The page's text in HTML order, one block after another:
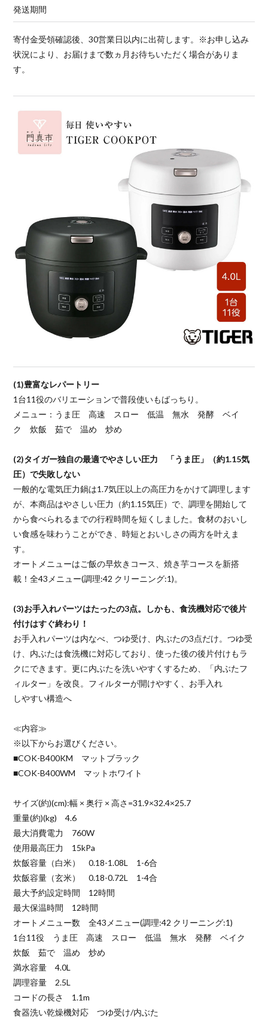
発送期間
寄付金受領確認後、30営業日以内に出荷します。※お申し込み
状況により、お届けまで数ヵ月お待ちいただく場合がありま
す。
(1)豊富なレパートリー
1台11役のバリエーションで普段使いもばっちり。
メニュー：うま圧 高速 スロー 低温 無水 発酵 ベイ
ク 炊飯 茹で 温め 炒め
(2)タイガー独自の最適でやさしい圧力 「うま圧」（約1.15気
圧）で失敗しない
一般的な電気圧力鍋は1.7気圧以上の高圧力をかけて調理します
が、本商品はやさしい圧力（約1.15気圧）で、調理を開始して
から食べられるまでの行程時間を短くしました。食材のおいし
い食感を味わうことができ、時短とおいしさの両方を叶えま
す。
オートメニューはご飯の早炊きコース、焼き芋コースを新搭
載！全43メニュー(調理:42 クリーニング:1)。
(3)お手入れパーツはたったの3点。しかも、食洗機対応で後片
付けはすぐ終わり！
お手入れパーツは内なべ、つゆ受け、内ぶたの3点だけ。つゆ受
け、内ぶたは食洗機に対応しており、使った後の後片付けもラ
クにできます。更に内ぶたを洗いやすくするため、「内ぶたフ
ィルター」を改良。フィルターが開けやすく、お手入れ
しやすい構造へ
≪内容≫
※以下からお選びください。
■COK-B400KM マットブラック
■COK-B400WM マットホワイト
サイズ(約)(cm):幅 × 奥行 × 高さ=31.9×32.4×25.7
重量(約)(kg) 4.6
最大消費電力 760W
使用最高圧力 15kPa
炊飯容量（白米） 0.18-1.08L 1-6合
炊飯容量（玄米） 0.18-0.72L 1-4合
最大予約設定時間 12時間
最大保温時間 12時間
オートメニュー数 全43メニュー(調理:42 クリーニング:1)
1台11役 うま圧 高速 スロー 低温 無水 発酵 ベイク
炊飯 茹で 温め 炒め
満水容量 4.0L
調理容量 2.5L
コードの長さ 1.1m
食器洗い乾燥機対応 つゆ受け/内ぶた